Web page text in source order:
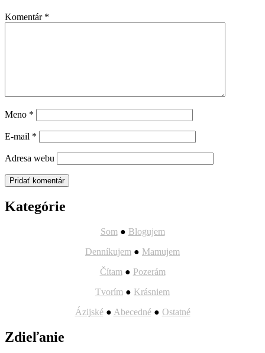
Komentár *
Meno *
E-mail *
Adresa webu
Kategórie
Som ● Blogujem
Denníkujem ● Mamujem
Čítam ● Pozerám
Tvorím ● Krásniem
Ázijské● Abecedné● Ostatné
Zdieľanie